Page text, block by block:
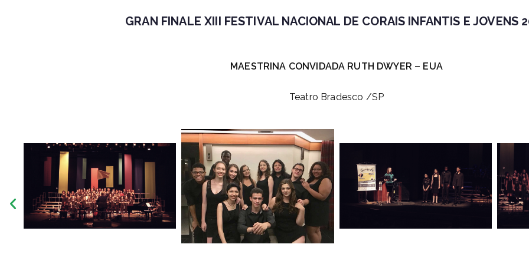
GRAN FINALE XIII FESTIVAL NACIONAL DE CORAIS INFANTIS E JOVENS
MAESTRINA CONVIDADA RUTH DWYER – EUA
Teatro Bradesco /SP